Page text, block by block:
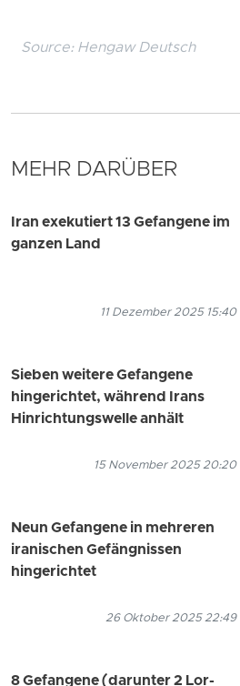
Source: Hengaw Deutsch
MEHR DARÜBER
Iran exekutiert 13 Gefangene im
ganzen Land
11 Dezember 2025 15:40
Sieben weitere Gefangene
hingerichtet, während Irans
Hinrichtungswelle anhält
15 November 2025 20:20
Neun Gefangene in mehreren
iranischen Gefängnissen
hingerichtet
26 Oktober 2025 22:49
8 Gefangene (darunter 2 Lor-